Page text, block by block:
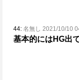
44: 名無し 2021/10/10
基本的にはHG出